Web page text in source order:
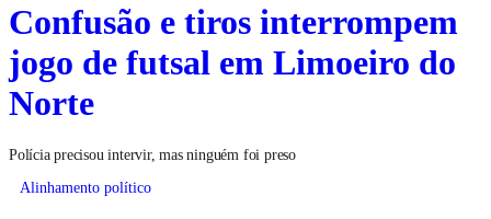
Confusão e tiros interrompem
jogo de futsal em Limoeiro do
Norte
Polícia precisou intervir, mas ninguém foi preso
Alinhamento político